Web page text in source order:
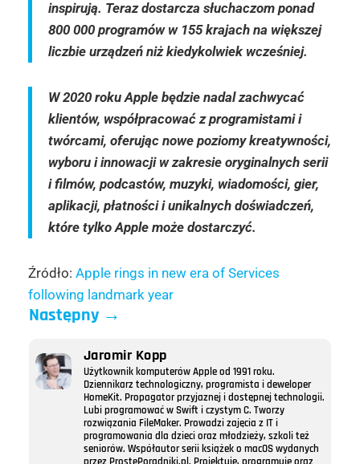
inspirują. Teraz dostarcza słuchaczom ponad
800 000 programów w 155 krajach na większej
liczbie urządzeń niż kiedykolwiek wcześniej.
W 2020 roku Apple będzie nadal zachwycać
klientów, współpracować z programistami i
twórcami, oferując nowe poziomy kreatywności,
wyboru i innowacji w zakresie oryginalnych serii
i filmów, podcastów, muzyki, wiadomości, gier,
aplikacji, płatności i unikalnych doświadczeń,
które tylko Apple może dostarczyć.
Źródło: Apple rings in new era of Services
following landmark year
Następny→
Jaromir Kopp
Użytkownik komputerów Apple od 1991 roku.
Dziennikarz technologiczny, programista i deweloper
HomeKit. Propagator przyjaznej i dostępnej technologii.
Lubi programować w Swift i czystym C. Tworzy
rozwiązania FileMaker. Prowadzi zajęcia z IT i
programowania dla dzieci oraz młodzieży, szkoli też
seniorów. Współautor serii książek o macOS wydanych